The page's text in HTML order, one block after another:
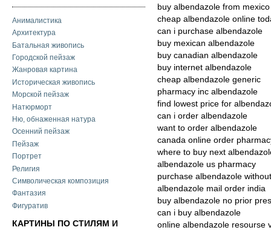
Анималистика
Архитектура
Батальная живопись
Городской пейзаж
Жанровая картина
Историческая живопись
Морской пейзаж
Натюрморт
Ню, обнаженная натура
Осенний пейзаж
Пейзаж
Портрет
Религия
Символическая композиция
Фантазия
Фигуратив
КАРТИНЫ ПО СТИЛЯМ И
buy albendazole from mexico
cheap albendazole online
can i purchase albendazole
buy mexican albendazole
buy canadian albendazole
buy internet albendazole
cheap albendazole generic
pharmacy inc albendazole
find lowest price for
can i order albendazole
want to order albendazole
canada online order
where to buy next
albendazole us pharmacy
purchase albendazole
albendazole mail order india
buy albendazole no prior
can i buy albendazole
online albendazole resourse